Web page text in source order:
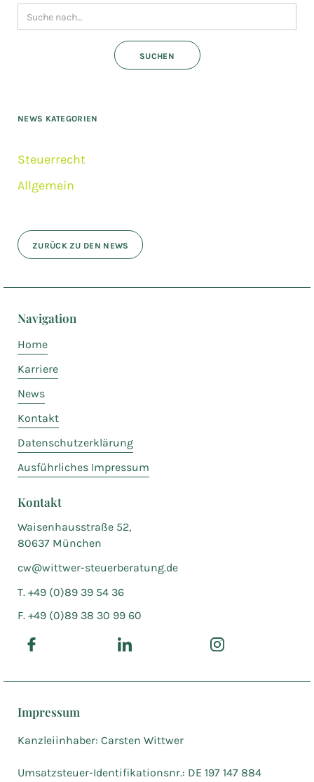
NEWS KATEGORIEN
Steuerrecht
Allgemein
ZURÜCK ZU DEN NEWS
Navigation
Home
Karriere
News
Kontakt
Datenschutzerklärung
Ausführliches Impressum
Kontakt
Waisenhausstraße 52,
80637 München
cw@wittwer-steuerberatung.de
T. +49 (0)89 39 54 36
F. +49 (0)89 38 30 99 60
Impressum
Kanzleiinhaber: Carsten Wittwer
Umsatzsteuer-Identifikationsnr.: DE 197 147 884